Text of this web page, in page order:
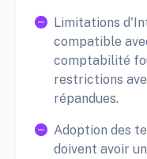
Limitations
compatible
comptabilité
restrictions
répandues.
Adoption des
doivent avoir